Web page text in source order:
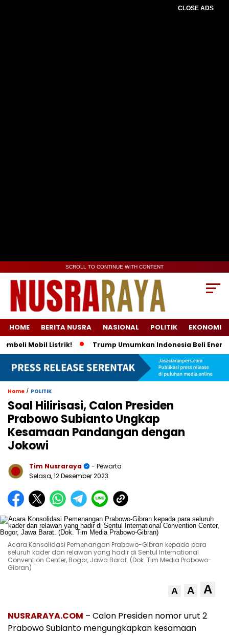
CLOSE ADS
SCROLL TO CONTINUE WITH CONTENT
HOME BERITA NUSRA NASIONAL POLITIK EKONOMI
Mobil Listrik! Trump Umumkan Indonesia Beli Energi & 50
Home / POLITIK
Soal Hilirisasi, Calon Presiden
Prabowo Subianto Ungkap
Kesamaan Pandangan dengan
Jokowi
Tim Nusraraya
- Pewarta
Selasa, 12 Desember 2023
Acara Konsolidasi Pemenangan Prabowo-Gibran kepada para
seluruh kader dan relawan yang hadir di Sentul International
Convention Center, Bogor, Jawa Barat. (Dok. Tim Media Prabowo-
Gibran)
A A A
NUSRARAYA.COM – Calon Presiden nomor urut 2
Prabowo Subianto mengungkapkan kesamaan